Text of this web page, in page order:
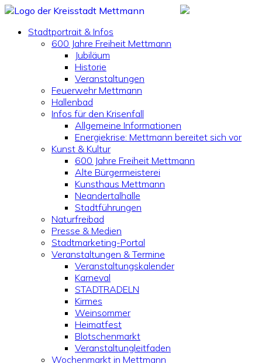
Stadtportrait & Infos
600 Jahre Freiheit Mettmann
Jubiläum
Historie
Veranstaltungen
Feuerwehr Mettmann
Hallenbad
Infos für den Krisenfall
Allgemeine Informationen
Energiekrise: Mettmann bereitet sich vor
Kunst & Kultur
600 Jahre Freiheit Mettmann
Alte Bürgermeisterei
Kunsthaus Mettmann
Neandertalhalle
Stadtführungen
Naturfreibad
Presse & Medien
Stadtmarketing-Portal
Veranstaltungen & Termine
Veranstaltungskalender
Karneval
STADTRADELN
Kirmes
Weinsommer
Heimatfest
Blotschenmarkt
Veranstaltungleitfaden
Wochenmarkt in Mettmann